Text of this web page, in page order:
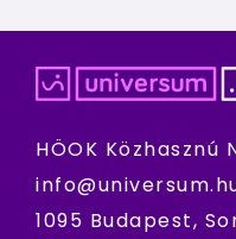
HÖOK
1095 Budapest,